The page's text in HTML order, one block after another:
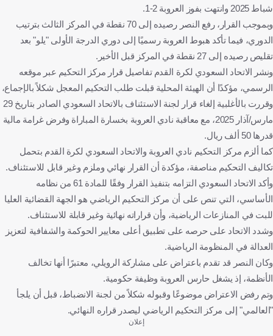
شباط 2025 وانتهت بفوز العروبة 2-1.
وبموجب القرار، رفع النصر رصيده إلى 70 نقطة في المركز الثالث بترتيب
الدوري، فيما تأكد هبوط العروبة رسميًا إلى دوري الدرجة الأولى "يلو" بعد
تقليص رصيده إلى 27 نقطة في المركز قبل الأخير.
ونشر الاتحاد السعودي لكرة القدم تفاصيل قرار مركز التحكيم عبر موقعه
الرسمي، مؤكدًا أن الهيئة المحلية قبلت طلب التحكيم المعجل شكلاً بالإجماع،
وقررت بالأغلبية إلغاء قرار لجنة الاستئناف بالاتحاد السعودي الصادر بتاريخ 29
مارس/آذار 2025، مع معاقبة نادي العروبة بخسارة المباراة وفرض غرامة مالية
قدرها 50 ألف ريال.
كما ألزم مركز التحكيم نادي العروبة والاتحاد السعودي لكرة القدم بتحمل
تكاليف التحكيم مناصفة، مؤكدة أن القرار نهائي وملزم وغير قابل للاستئناف.
وأكد الاتحاد السعودي التزامه بتنفيذ القرار وفقًا للمادة 61 من نظامه
الأساسي، التي تنص على أن مركز التحكيم الرياضي هو الجهة القضائية العليا
للبت في المنازعات الرياضية، وأن قراراته نهائية وغير قابلة للاستئناف.
وشدد الاتحاد على حرصه على تطبيق أعلى معايير الحوكمة والشفافية لتعزيز
العدالة في المنظومة الرياضية.
وكان النصر قد تقدم باعتراض على مشاركة الرويلي، معتبرًا أنها تخالف
الأنظمة، إذ يشغل حارس العروبة وظيفة حكومية.
وتم رفض الاعتراض موضوعًا وقبوله شكلاً من لجنة الانضباط، قبل أن يلجأ
"العالمي" إلى مركز التحكيم الرياضي ليصدر قراره النهائي.
إعلان